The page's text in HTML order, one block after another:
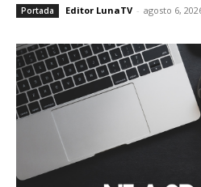
Portada Editor LunaTV - agosto 6,